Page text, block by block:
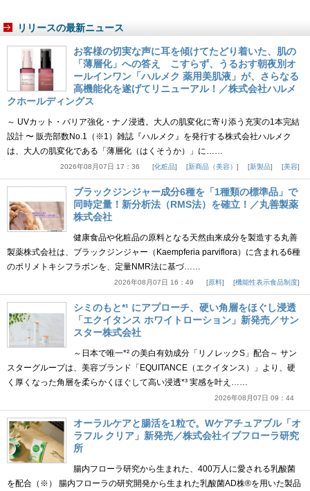
リリースの最新ニュース
お客様の切実な声に耳を傾けてたどり着いた、肌の
「薄層化」への答え こすらず、うるおす朝夜別オ
ールインワン「ハルメク 薬用美肌液」が、さらなる
高機能化を遂げてリニューアル！／株式会社ハルメ
クホールディングス
～ UVカット・バリア強化・ナノ浸透。大人の肌変化に寄り添う充実の1本完結
設計 〜 販売部数No.1（※1）雑誌『ハルメク』を発行する株式会社ハルメク
は、大人の肌変化である「薄層化（はくそうか）」に……
2026年08月07日 17：36 化粧品 新商品（美容） 新製品 美容
ブラックジンジャー成分6種を「1種類の標準品」で
同時定量！新分析法（RMS法）を確立！／丸善製薬
株式会社
健康食品や化粧品の原料となる天然由来成分を製造する丸善
製薬株式会社は、ブラックジンジャー（Kaempferia parviflora）に含まれる6種
のポリメトキシフラボンを、定量NMR法に基づ……
2026年08月07日 16：49 原料 機能性表示食品制度
シミのもと*¹ にアプローチ、硬い角層をほぐし浸透
「エクイタンス ホワイトローション」新発売／サン
スター株式会社
～日本で唯一*² の美白有効成分「リノレックS」配合～ サン
スターグループは、美容ブランド「EQUITANCE（エクイタンス）」より、硬
く厚くなった角層を柔らかくほぐして高い浸透*³ 実感を叶え……
2026年08月07日 09：44
オーラルケアと腸活を1粒で。Wケアチュアブル「オ
ラフル クリア」新発売／株式会社イブフローラ研究
所
腸内フローラ研究から生まれた、400万人に愛される乳酸菌
を配合（※） 腸内フローラの研究開発から生まれた乳酸菌AD株®を用いた製品